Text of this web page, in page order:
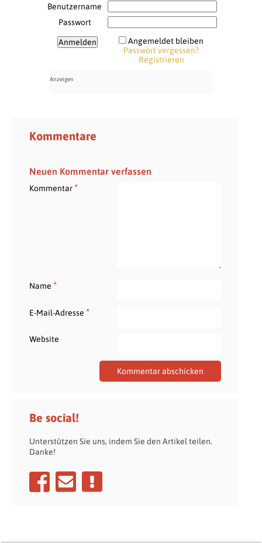
Benutzername
Passwort
Angemeldet bleiben
Passwort vergessen?
Registrieren
Kommentare
Neuen Kommentar verfassen
Kommentar*
Name *
E-Mail-Adresse *
Website
Be social!
Unterstützen Sie uns, indem Sie den Artikel teilen.
Danke!